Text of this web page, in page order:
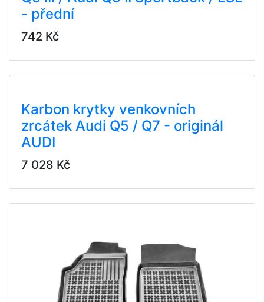
- přední
742 Kč
Karbon krytky venkovních
zrcátek Audi Q5 / Q7 - originál
AUDI
7 028 Kč